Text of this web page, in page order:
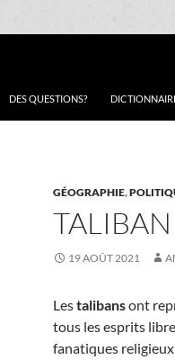
DES QUESTIONS?
GÉOGRAPHIE,
TALIBAN
19 AOÛT 2021
Lestalibansont
tous les esprits
fanatiques